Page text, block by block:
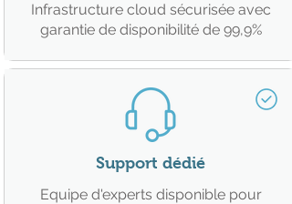
Infrastructure cloud sécurisée avec
garantie de disponibilité de 99,9%
Support dédié
Equipe d'experts disponible pour